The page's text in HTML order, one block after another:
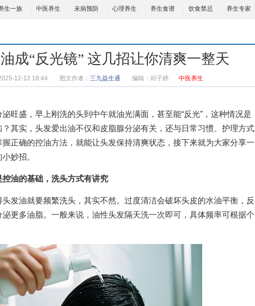
生一族 中医养生 未病预防 心理养生 养生食谱 饮食禁忌 养生专家
成“反光镜” 这几招让你清爽一整天
12-12 18:44 图文作者： 三九益生通 编辑： 邱子婷 中医养生
盛，早上刚洗的头到中午就油光满面，甚至能“反光”，这种情况是
其实，头发爱出油不仅和皮脂腺分泌有关，还与日常习惯、护理方式
正确的控油方法，就能让头发保持清爽状态，接下来就为大家分享一
妙招。
油的基础，洗头方式有讲究
油就要频繁洗头，其实不然。过度清洁会破坏头皮的水油平衡，反
更多油脂。一般来说，油性头发隔天洗一次即可，具体频率可根据个